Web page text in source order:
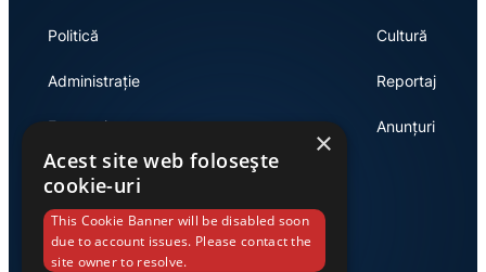
Politică
Administrație
Economie
Cultură
Reportaj
Anunțuri
Link-uri utile
×
Acest site web folosește
cookie-uri
This Cookie Banner will be disabled soon
due to account issues. Please contact the
site owner to resolve.